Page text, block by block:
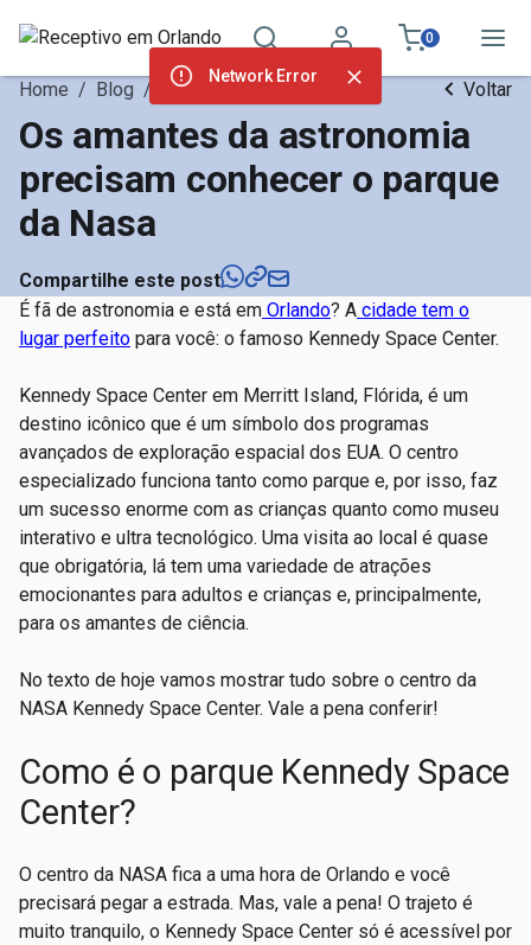
0
Home / Blog / Atrações Orlando Voltar
Os amantes da astronomia
precisam conhecer o parque
da Nasa
Compartilhe este post
É fã de astronomia e está em Orlando? A cidade tem o
lugar perfeito para você: o famoso Kennedy Space Center.
Kennedy Space Center em Merritt Island, Flórida, é um
destino icônico que é um símbolo dos programas
avançados de exploração espacial dos EUA. O centro
especializado funciona tanto como parque e, por isso, faz
um sucesso enorme com as crianças quanto como museu
interativo e ultra tecnológico. Uma visita ao local é quase
que obrigatória, lá tem uma variedade de atrações
emocionantes para adultos e crianças e, principalmente,
para os amantes de ciência.
No texto de hoje vamos mostrar tudo sobre o centro da
NASA Kennedy Space Center. Vale a pena conferir!
Como é o parque Kennedy Space
Center?
O centro da NASA fica a uma hora de Orlando e você
precisará pegar a estrada. Mas, vale a pena! O trajeto é
muito tranquilo, o Kennedy Space Center só é acessível por
Network Error